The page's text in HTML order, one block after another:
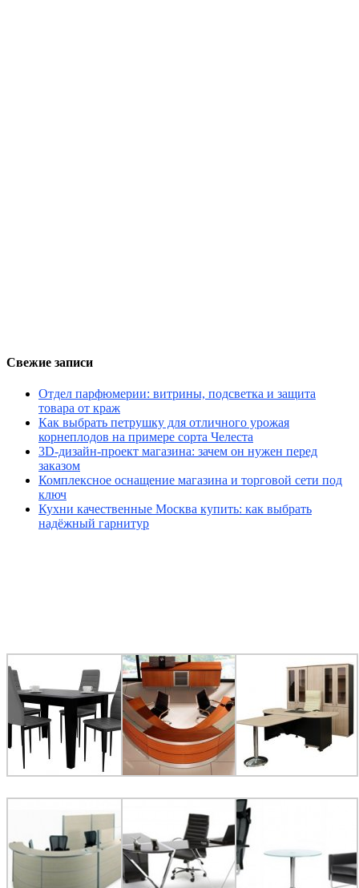
Свежие записи
Отдел парфюмерии: витрины, подсветка и защита
товара от краж
Как выбрать петрушку для отличного урожая
корнеплодов на примере сорта Челеста
3D-дизайн-проект магазина: зачем он нужен перед
заказом
Комплексное оснащение магазина и торговой сети под
ключ
Кухни качественные Москва купить: как выбрать
надёжный гарнитур